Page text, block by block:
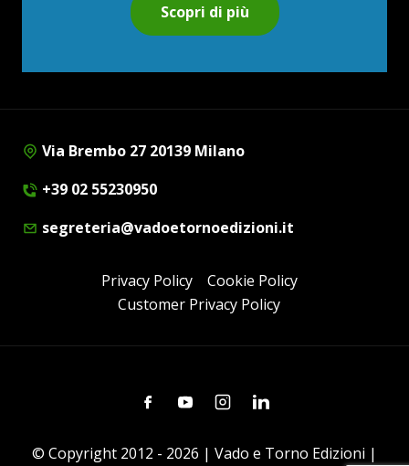
Scopri di più
Via Brembo 27 20139 Milano
+39 02 55230950
segreteria@vadoetornoedizioni.it
Privacy Policy
Cookie Policy
Customer Privacy Policy
FacebookYoutubeInstagramLinkedin
© Copyright 2012 - 2026 | Vado e Torno Edizioni |